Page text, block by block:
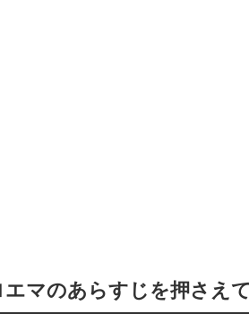
エマのあらすじを押さえ